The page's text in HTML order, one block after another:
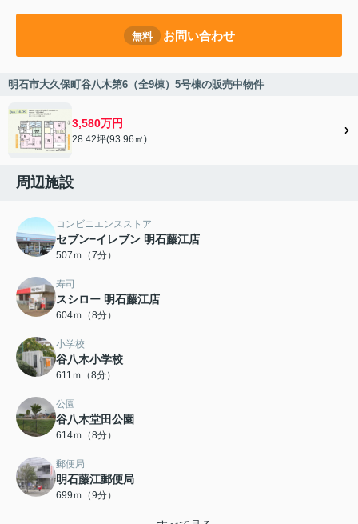
無料 お問い合わせ
明石市大久保町谷八木第6（全9棟）5号棟の販売中物件
3,580万円
28.42坪(93.96㎡)
周辺施設
コンビニエンスストア
セブン−イレブン 明石藤江店
507ｍ（7分）
寿司
スシロー 明石藤江店
604ｍ（8分）
小学校
谷八木小学校
611ｍ（8分）
公園
谷八木堂田公園
614ｍ（8分）
郵便局
明石藤江郵便局
699ｍ（9分）